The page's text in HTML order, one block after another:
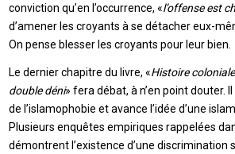
conviction qu’en l’occurrence, «l’offense est
d’amener les croyants à se détacher eux-
On pense blesser les croyants pour leur bien.
Le dernier chapitre du livre, «Histoire
double déni» fera débat, à n’en point douter.
de l’islamophobie et avance l’idée d’une
Plusieurs enquêtes empiriques rappelées
démontrent l’existence d’une discrimination